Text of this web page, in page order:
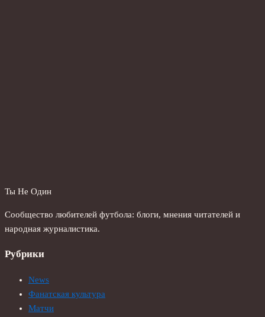
Ты Не Один
Сообщество любителей футбола: блоги, мнения читателей и
народная журналистика.
Рубрики
News
Фанатская культура
Матчи